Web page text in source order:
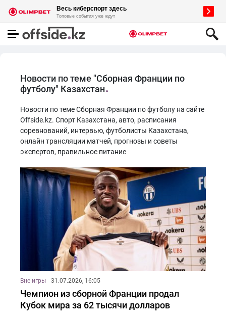
Новости по теме "Сборная Франции по
футболу" Казахстан
Новости по теме Сборная Франции по футболу на сайте
Offside.kz. Спорт Казахстана, авто, расписания
соревнований, интервью, футболисты Казахстана,
онлайн трансляции матчей, прогнозы и советы
экспертов, правильное питание
Вне игры 31.07.2026, 16:05
Чемпион из сборной Франции продал
Кубок мира за 62 тысячи долларов